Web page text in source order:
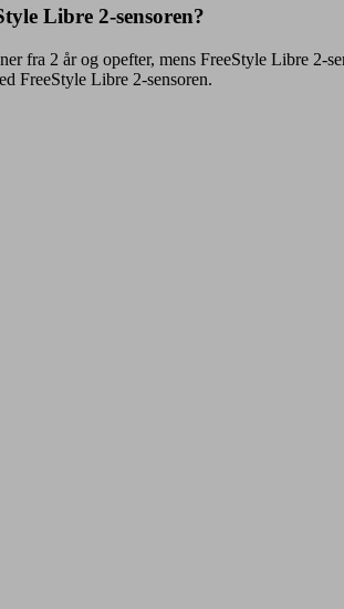
Libre 2-sensoren?
fra 2 år og opefter, mens FreeStyle Libre 2-
FreeStyle Libre 2-sensoren.